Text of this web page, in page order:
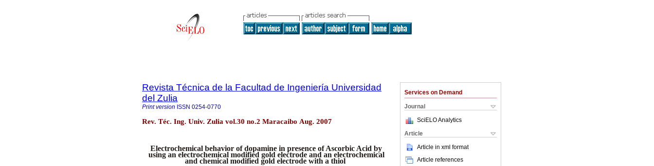
Services on Demand
Journal
SciELO Analytics
Article
Article in xml format
Article references
Revista Técnica de la Facultad de Ingeniería Universidad
del Zulia
Print version ISSN 0254-0770
Rev. Téc. Ing. Univ. Zulia vol.30 no.2 Maracaibo Aug. 2007
Electrochemical behavior of dopamine in presence of Ascorbic Acid by
using an electrochemical modified gold electrode and an electrochemical
and chemical modified gold electrode with a thiol